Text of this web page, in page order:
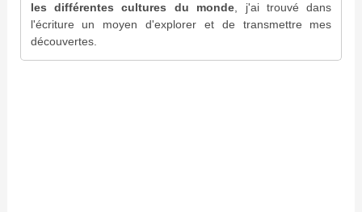
les différentes cultures du monde , j'ai trouvé dans
l'écriture un moyen d'explorer et de transmettre mes
découvertes.